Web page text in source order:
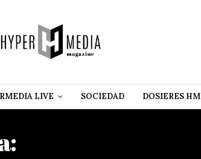
LIVE SOCIEDAD DOSIERES HM